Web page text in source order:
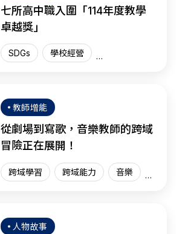
七所高中職入圍「114年度教學
卓越獎」
SDGs 學校經營
教師增能
從劇場到寫歌，音樂教師的跨域
冒險正在展開！
跨域學習 跨域能力 音樂
人物故事